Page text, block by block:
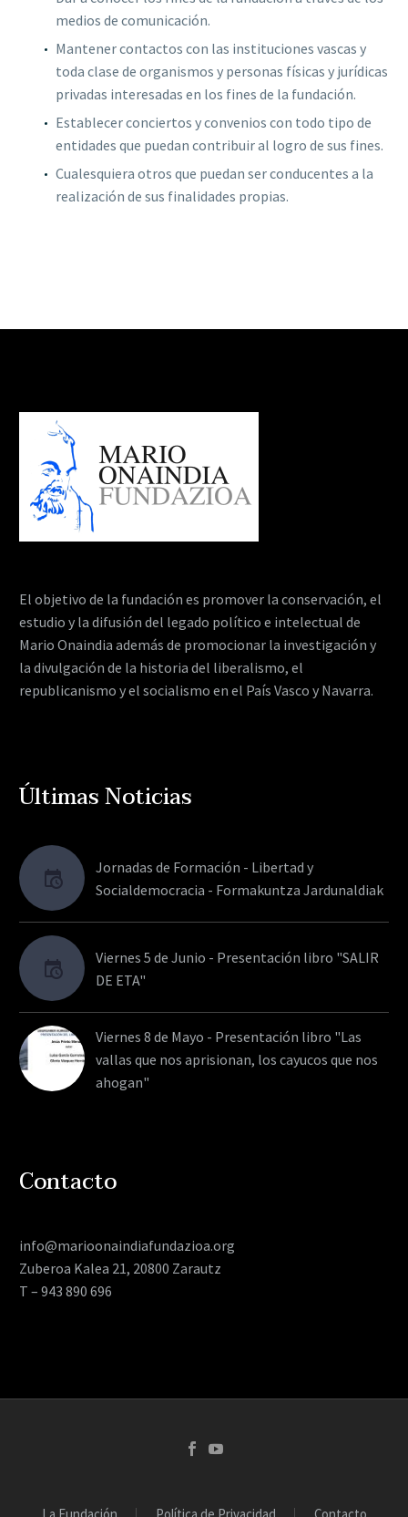
medios de comunicación.
Mantener contactos con las instituciones vascas y
toda clase de organismos y personas físicas y jurídicas
privadas interesadas en los fines de la fundación.
Establecer conciertos y convenios con todo tipo de
entidades que puedan contribuir al logro de sus fines.
Cualesquiera otros que puedan ser conducentes a la
realización de sus finalidades propias.
El objetivo de la fundación es promover la conservación, el
estudio y la difusión del legado político e intelectual de
Mario Onaindia además de promocionar la investigación y
la divulgación de la historia del liberalismo, el
republicanismo y el socialismo en el País Vasco y Navarra.
Últimas Noticias
Jornadas de Formación - Libertad y
Socialdemocracia - Formakuntza Jardunaldiak
Viernes 5 de Junio - Presentación libro "SALIR
DE ETA"
Viernes 8 de Mayo - Presentación libro "Las
vallas que nos aprisionan, los cayucos que nos
ahogan"
Contacto
info@marioonaindiafundazioa.org
Zuberoa Kalea 21, 20800 Zarautz
T – 943 890 696
La Fundación Política de Privacidad Contacto